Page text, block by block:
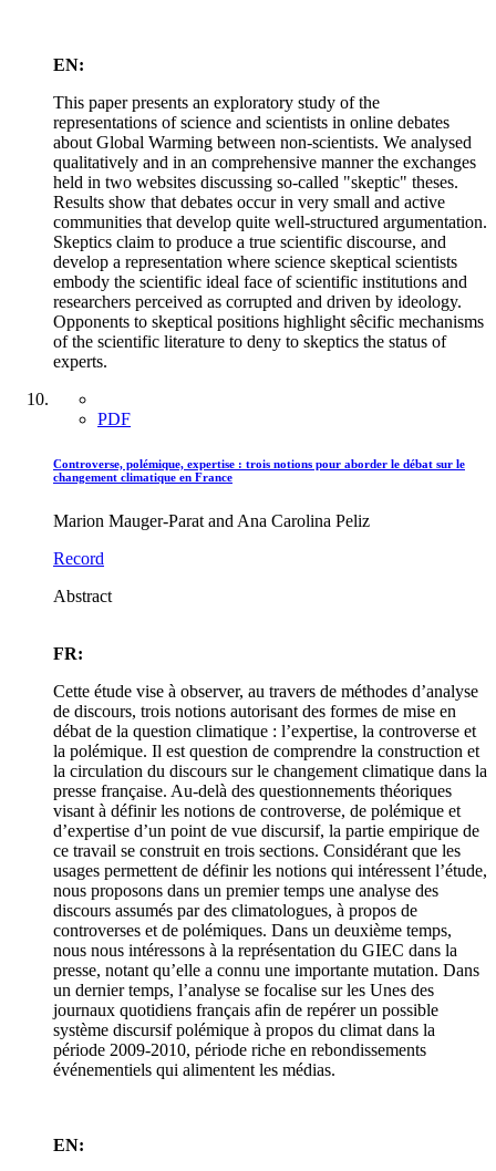
EN:
This paper presents an exploratory study of the
representations of science and scientists in online debates
about Global Warming between non-scientists. We analysed
qualitatively and in an comprehensive manner the exchanges
held in two websites discussing so-called "skeptic" theses.
Results show that debates occur in very small and active
communities that develop quite well-structured argumentation.
Skeptics claim to produce a true scientific discourse, and
develop a representation where science skeptical scientists
embody the scientific ideal face of scientific institutions and
researchers perceived as corrupted and driven by ideology.
Opponents to skeptical positions highlight sêcific mechanisms
of the scientific literature to deny to skeptics the status of
experts.
PDF
Controverse, polémique, expertise : trois notions pour aborder le débat sur le
changement climatique en France
Marion Mauger-Parat and Ana Carolina Peliz
Record
Abstract
FR:
Cette étude vise à observer, au travers de méthodes d’analyse
de discours, trois notions autorisant des formes de mise en
débat de la question climatique : l’expertise, la controverse et
la polémique. Il est question de comprendre la construction et
la circulation du discours sur le changement climatique dans la
presse française. Au-delà des questionnements théoriques
visant à définir les notions de controverse, de polémique et
d’expertise d’un point de vue discursif, la partie empirique de
ce travail se construit en trois sections. Considérant que les
usages permettent de définir les notions qui intéressent l’étude,
nous proposons dans un premier temps une analyse des
discours assumés par des climatologues, à propos de
controverses et de polémiques. Dans un deuxième temps,
nous nous intéressons à la représentation du GIEC dans la
presse, notant qu’elle a connu une importante mutation. Dans
un dernier temps, l’analyse se focalise sur les Unes des
journaux quotidiens français afin de repérer un possible
système discursif polémique à propos du climat dans la
période 2009-2010, période riche en rebondissements
événementiels qui alimentent les médias.
EN: